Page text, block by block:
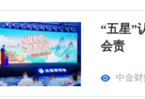
“五星”
会责
中金财